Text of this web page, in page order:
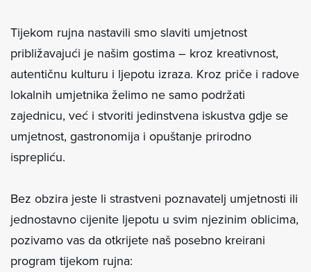
Tijekom rujna nastavili smo slaviti umjetnost
približavajući je našim gostima – kroz kreativnost,
autentičnu kulturu i ljepotu izraza. Kroz priče i radove
lokalnih umjetnika želimo ne samo podržati
zajednicu, već i stvoriti jedinstvena iskustva gdje se
umjetnost, gastronomija i opuštanje prirodno
isprepliću.
Bez obzira jeste li strastveni poznavatelj umjetnosti ili
jednostavno cijenite ljepotu u svim njezinim oblicima,
pozivamo vas da otkrijete naš posebno kreirani
program tijekom rujna: